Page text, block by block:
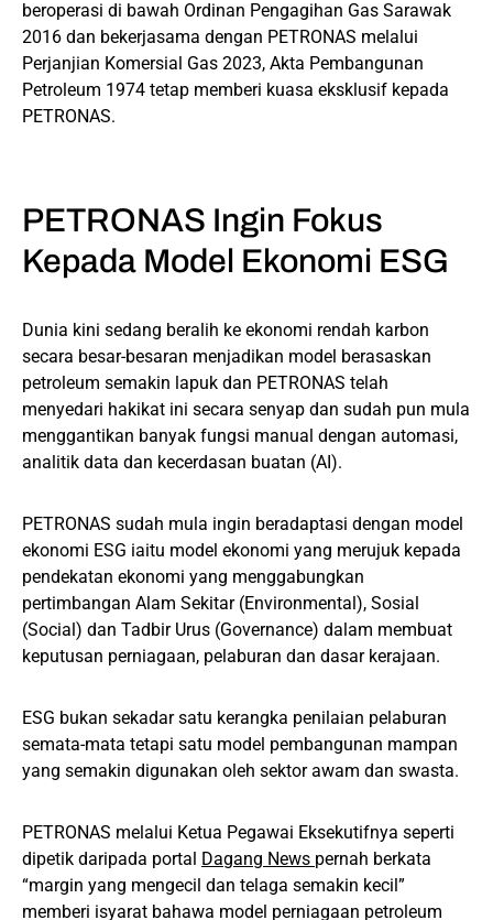
beroperasi di bawah Ordinan Pengagihan Gas Sarawak
2016 dan bekerjasama dengan PETRONAS melalui
Perjanjian Komersial Gas 2023, Akta Pembangunan
Petroleum 1974 tetap memberi kuasa eksklusif kepada
PETRONAS.
PETRONAS Ingin Fokus
Kepada Model Ekonomi ESG
Dunia kini sedang beralih ke ekonomi rendah karbon
secara besar-besaran menjadikan model berasaskan
petroleum semakin lapuk dan PETRONAS telah
menyedari hakikat ini secara senyap dan sudah pun mula
menggantikan banyak fungsi manual dengan automasi,
analitik data dan kecerdasan buatan (AI).
PETRONAS sudah mula ingin beradaptasi dengan model
ekonomi ESG iaitu model ekonomi yang merujuk kepada
pendekatan ekonomi yang menggabungkan
pertimbangan Alam Sekitar (Environmental), Sosial
(Social) dan Tadbir Urus (Governance) dalam membuat
keputusan perniagaan, pelaburan dan dasar kerajaan.
ESG bukan sekadar satu kerangka penilaian pelaburan
semata-mata tetapi satu model pembangunan mampan
yang semakin digunakan oleh sektor awam dan swasta.
PETRONAS melalui Ketua Pegawai Eksekutifnya seperti
dipetik daripada portal Dagang News pernah berkata
“margin yang mengecil dan telaga semakin kecil”
memberi isyarat bahawa model perniagaan petroleum